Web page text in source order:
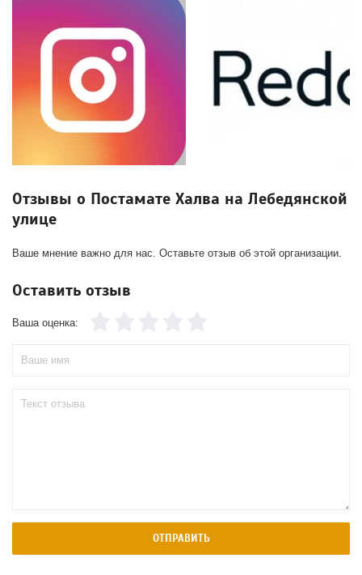
Отзывы о Постамате Халва на Лебедянской
улице
Ваше мнение важно для нас. Оставьте отзыв об этой организации.
Оставить отзыв
Ваша оценка:
ОТПРАВИТЬ